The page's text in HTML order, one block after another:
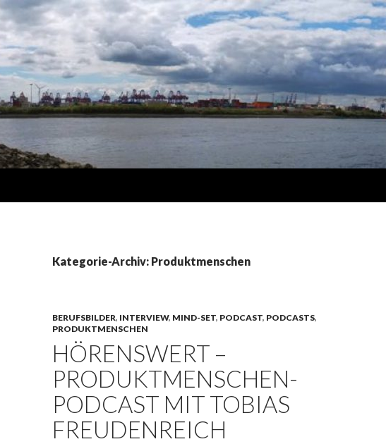
Kategorie-Archiv: Produktmenschen
BERUFSBILDER, INTERVIEW, MIND-SET, PODCAST, PODCASTS,
PRODUKTMENSCHEN
HÖRENSWERT –
PRODUKTMENSCHEN-
PODCAST MIT TOBIAS
FREUDENREICH